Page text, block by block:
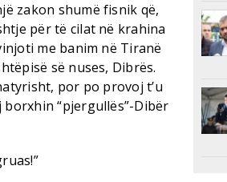
zakon shumë fisnik që,
për të cilat në krahina
me banim në Tiranë
së nuses, Dibrës.
por po provoj t’u
borxhin “pjergullës”-Dibër